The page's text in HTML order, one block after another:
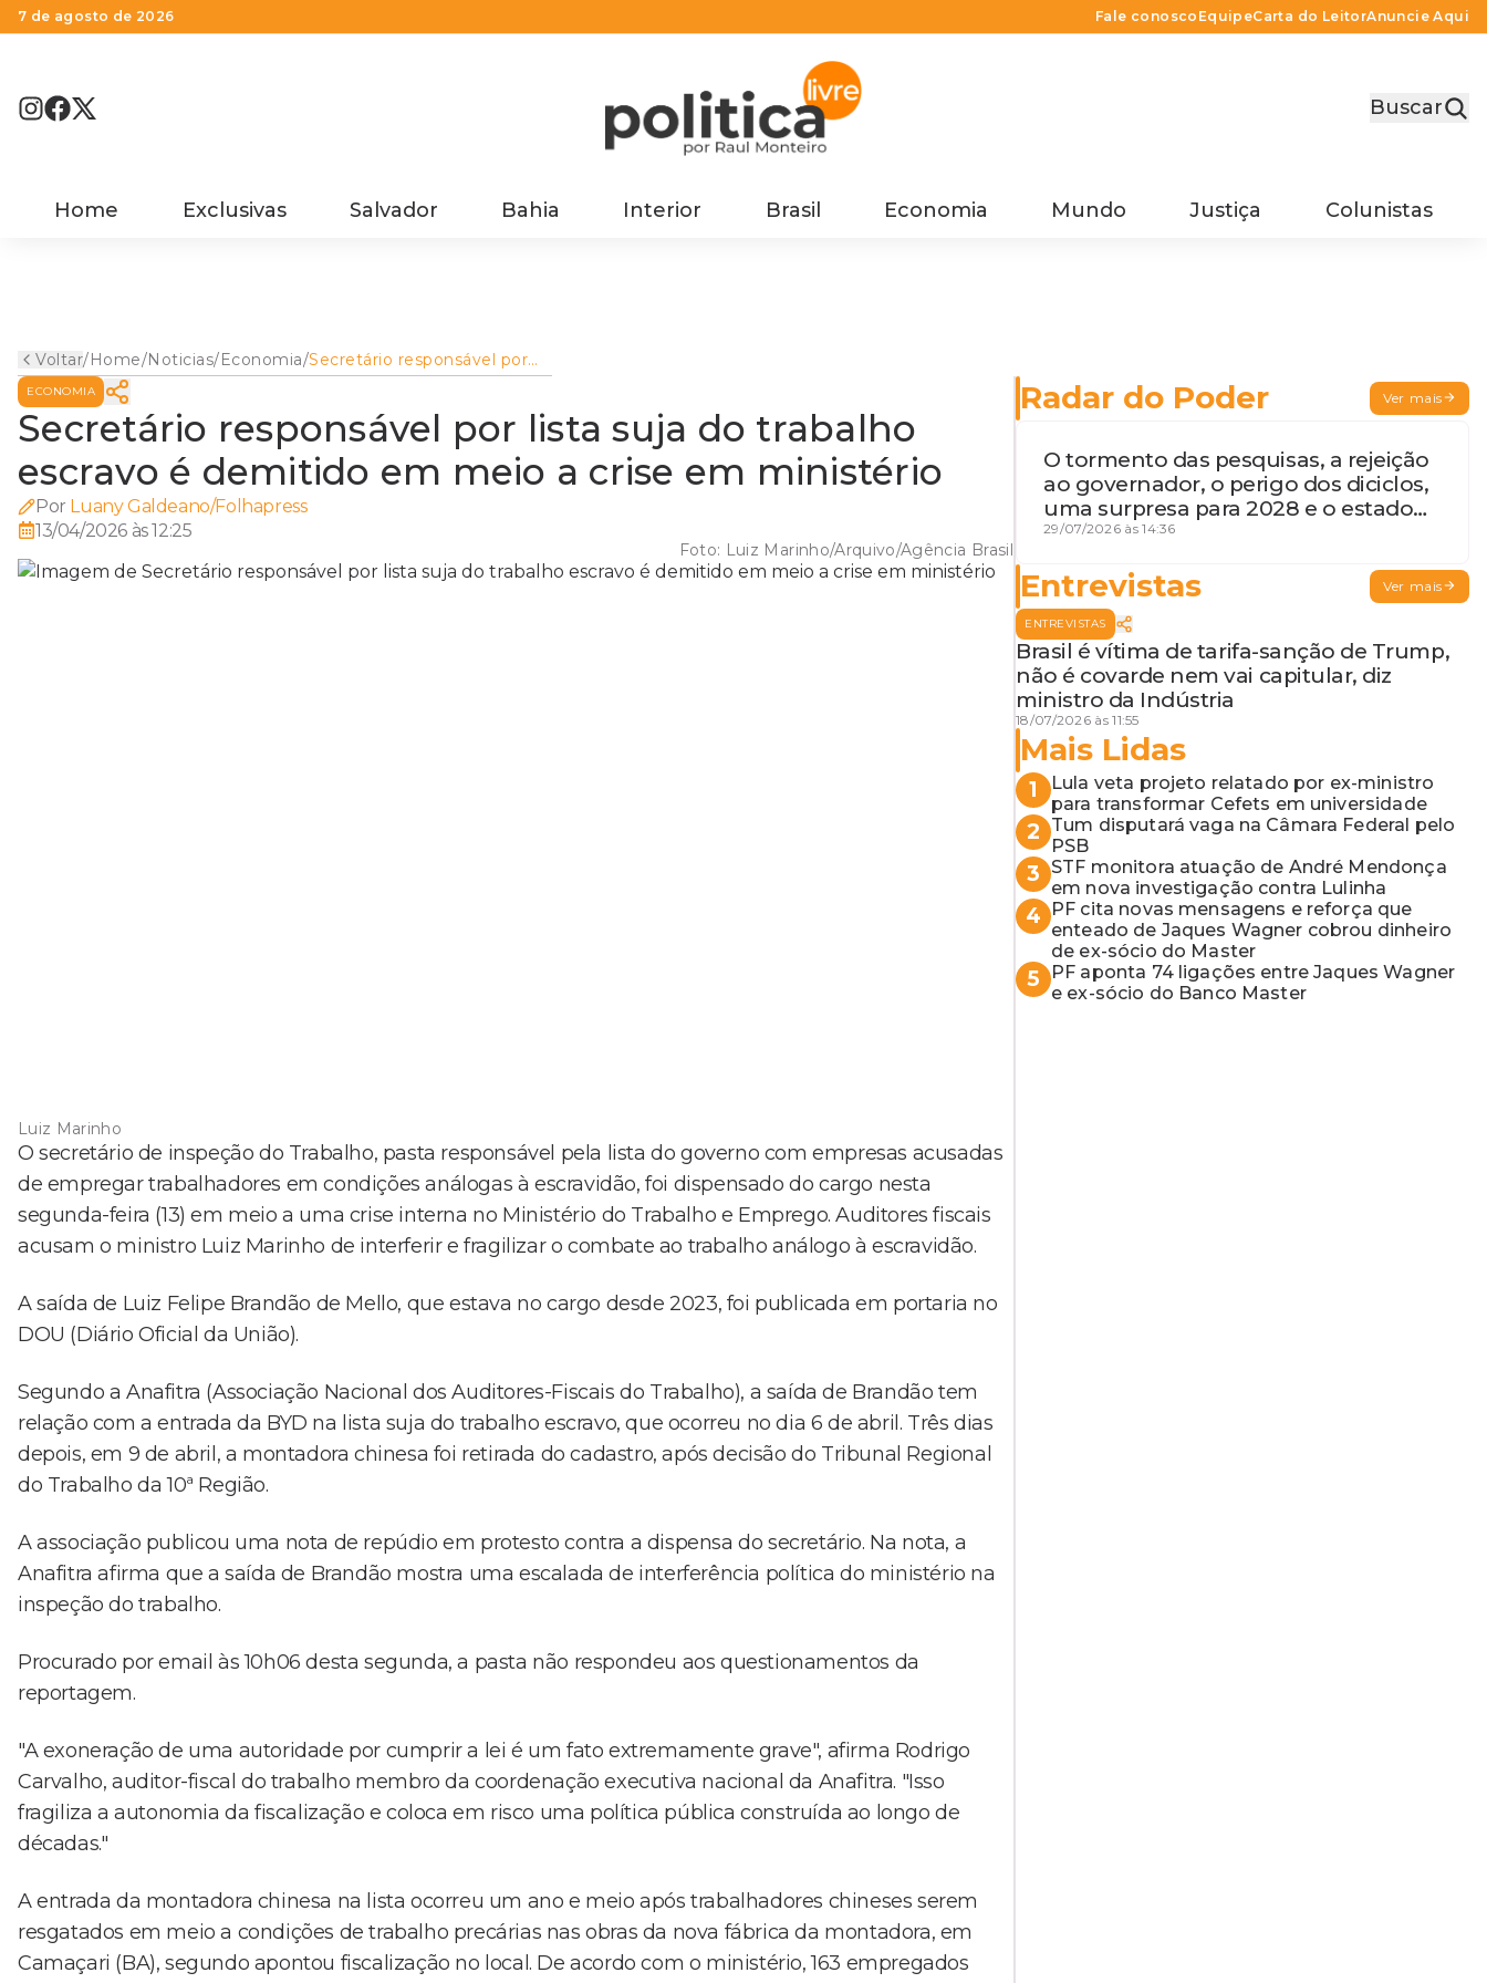
7 de agosto de 2026 Fale conosco EquipeCarta do LeitorAnuncie Aqui
Buscar
Home Exclusivas Salvador Bahia Interior Brasil Economia Mundo Justiça Colunistas
Voltar/Home/Noticias/Economia/Secretário responsável por
lista suja do trabalho escravo
em ministério
ECONOMIA
Secretário responsável por lista suja do trabalho
escravo é demitido em meio a crise em ministério
Por Luany Galdeano/Folhapress
13/04/2026 às 12:25
Foto: Luiz Marinho/Arquivo/Agência Brasil
Luiz Marinho
O secretário de inspeção do Trabalho, pasta responsável pela lista do governo com empresas acusadas
de empregar trabalhadores em condições análogas à escravidão, foi dispensado do cargo nesta
segunda-feira (13) em meio a uma crise interna no Ministério do Trabalho e Emprego. Auditores fiscais
acusam o ministro Luiz Marinho de interferir e fragilizar o combate ao trabalho análogo à escravidão.
A saída de Luiz Felipe Brandão de Mello, que estava no cargo desde 2023, foi publicada em portaria no
DOU (Diário Oficial da União).
Segundo a Anafitra (Associação Nacional dos Auditores-Fiscais do Trabalho), a saída de Brandão tem
relação com a entrada da BYD na lista suja do trabalho escravo, que ocorreu no dia 6 de abril. Três dias
depois, em 9 de abril, a montadora chinesa foi retirada do cadastro, após decisão do Tribunal Regional
do Trabalho da 10ª Região.
A associação publicou uma nota de repúdio em protesto contra a dispensa do secretário. Na nota, a
Anafitra afirma que a saída de Brandão mostra uma escalada de interferência política do ministério na
inspeção do trabalho.
Procurado por email às 10h06 desta segunda, a pasta não respondeu aos questionamentos da
reportagem.
"A exoneração de uma autoridade por cumprir a lei é um fato extremamente grave", afirma Rodrigo
Carvalho, auditor-fiscal do trabalho membro da coordenação executiva nacional da Anafitra. "Isso
fragiliza a autonomia da fiscalização e coloca em risco uma política pública construída ao longo de
décadas."
A entrada da montadora chinesa na lista ocorreu um ano e meio após trabalhadores chineses serem
resgatados em meio a condições de trabalho precárias nas obras da nova fábrica da montadora, em
Camaçari (BA), segundo apontou fiscalização no local. De acordo com o ministério, 163 empregados
Radar do Poder Ver mais
O tormento das pesquisas, a rejeição
ao governador, o perigo dos diciclos,
uma surpresa para 2028 e o estado
de terceira guerra mundial
29/07/2026 às 14:36
Entrevistas Ver mais
ENTREVISTAS
Brasil é vítima de tarifa-sanção de Trump,
não é covarde nem vai capitular, diz
ministro da Indústria
18/07/2026 às 11:55
Mais Lidas
1
Lula veta projeto relatado por ex-ministro
para transformar Cefets em universidade
2
Tum disputará vaga na Câmara Federal pelo
PSB
3
STF monitora atuação de André Mendonça
em nova investigação contra Lulinha
4
PF cita novas mensagens e reforça que
enteado de Jaques Wagner cobrou dinheiro
de ex-sócio do Master
5
PF aponta 74 ligações entre Jaques Wagner
e ex-sócio do Banco Master